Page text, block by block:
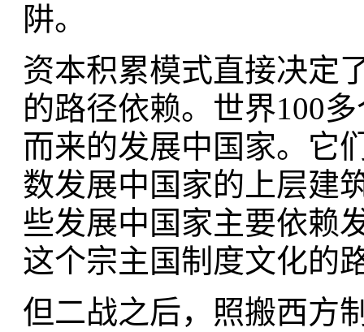
阱。
资本积累模式直接决定
的路径依赖。世界100
而来的发展中国家。它
数发展中国家的上层建
些发展中国家主要依赖
这个宗主国制度文化的
但二战之后，照搬西方